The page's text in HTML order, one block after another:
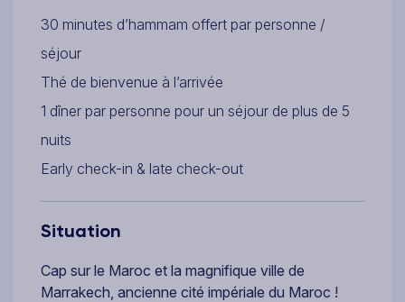
30 minutes d’hammam offert par personne /
séjour
Thé de bienvenue à l’arrivée
1 dîner par personne pour un séjour de plus de 5
nuits
Early check-in & late check-out
Situation
Cap sur le Maroc et la magnifique ville de
Marrakech, ancienne cité impériale du Maroc !